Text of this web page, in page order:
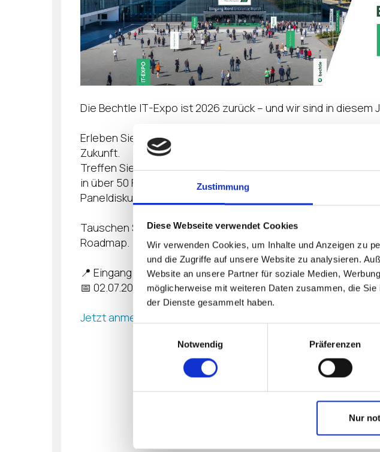
Zustimmung
Diese Webseite verwendet Cookies
Wir verwenden Cookies, um Inhalte und Anzeigen zu
und die Zugriffe auf unsere Website zu analysieren.
Website an unsere Partner für soziale Medien,
möglicherweise mit weiteren Daten zusammen, die
der Dienste gesammelt haben.
Notwendig
Präferenzen
Nur
Die Bechtle IT-Expo ist 2026 zurück – und wir sind in diesem
Erleben Sie in Dortmund unter dem Motto „Meet the Experts“
Zukunft.
Treffen Sie führende Bechtle IT-Expertinnen und -Experten,
in über 50 Fachvorträgen und lassen Sie sich von
Paneldiskussionen begeistern.
Tauschen Sie sich vor Ort persönlich mit uns aus und
Roadmap.
📍 Eingang Nord, Messe Dortmund
📅 02.07.2026 | 09:00–17:00 Uhr
Jetzt anmelden und Ihren Platz sichern